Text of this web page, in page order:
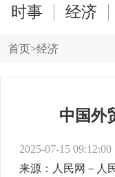
时事 经济
首页>经济
中国外
2025-07-15 09:12:00
来源：人民网－人